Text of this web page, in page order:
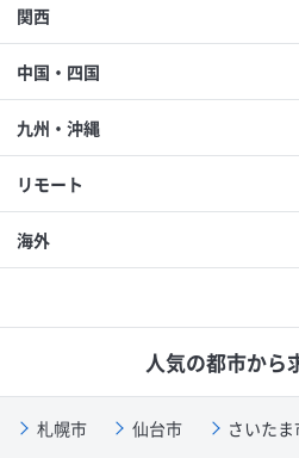
関西
中国・四国
九州・沖縄
リモート
海外
人気の都市から
札幌市 仙台市 さいたま